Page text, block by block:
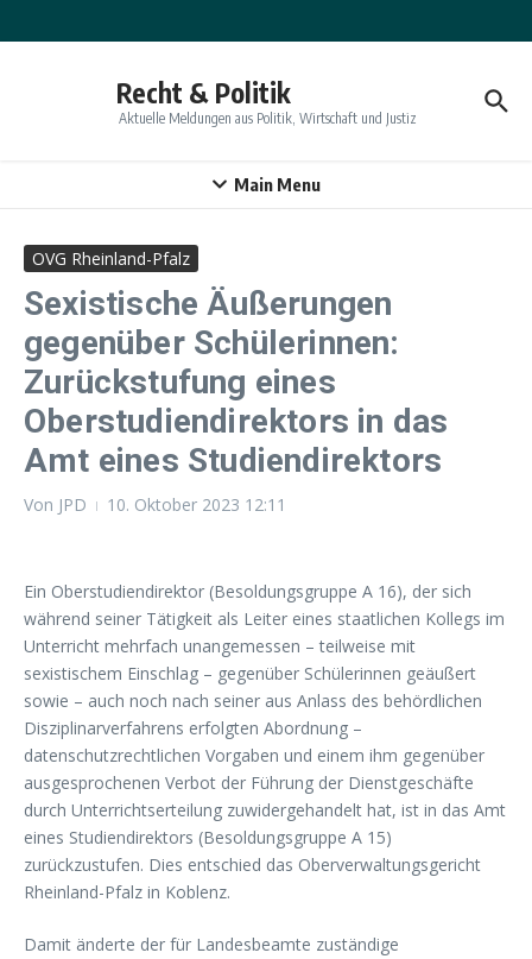
Recht & Politik
Aktuelle Meldungen aus Politik, Wirtschaft und Justiz
Main Menu
OVG Rheinland-Pfalz
Sexistische Äußerungen
gegenüber Schülerinnen:
Zurückstufung eines
Oberstudiendirektors in das
Amt eines Studiendirektors
Von JPD 10. Oktober 2023 12:11
Ein Oberstudiendirektor (Besoldungsgruppe A 16), der sich
während seiner Tätigkeit als Leiter eines staatlichen Kollegs im
Unterricht mehrfach unangemessen – teilweise mit
sexistischem Einschlag – gegenüber Schülerinnen geäußert
sowie – auch noch nach seiner aus Anlass des behördlichen
Disziplinarverfahrens erfolgten Abordnung –
datenschutzrechtlichen Vorgaben und einem ihm gegenüber
ausgesprochenen Verbot der Führung der Dienstgeschäfte
durch Unterrichtserteilung zuwidergehandelt hat, ist in das Amt
eines Studiendirektors (Besoldungsgruppe A 15)
zurückzustufen. Dies entschied das Oberverwaltungsgericht
Rheinland-Pfalz in Koblenz.
Damit änderte der für Landesbeamte zuständige